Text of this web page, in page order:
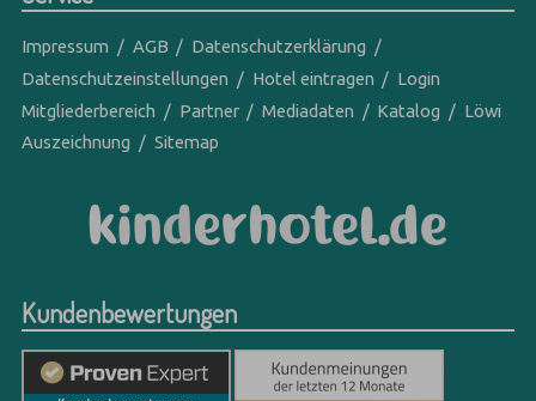
Impressum AGB
Datenschutzerklärung
Datenschutzeinstellungen
Hotel eintragen
Login
Mitgliederbereich
Partner Mediadaten Katalog
Löwi
Auszeichnung
Sitemap
Kundenbewertungen